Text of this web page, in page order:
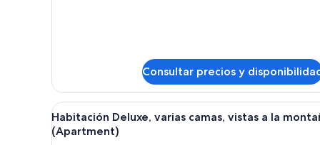
(Classic
Family
Room)
Consultar precios y
Abrir
todas
las
Una cocina moderna con
8
Habitación Deluxe, varias camas, vistas a la
(Apartment)